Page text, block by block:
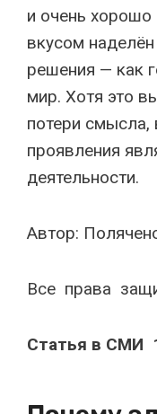
и очень
вкусом
решения — как
мир. Хотя это
потери смысла,
проявления
деятельности.
Автор:
Все права
Статья в СМИ